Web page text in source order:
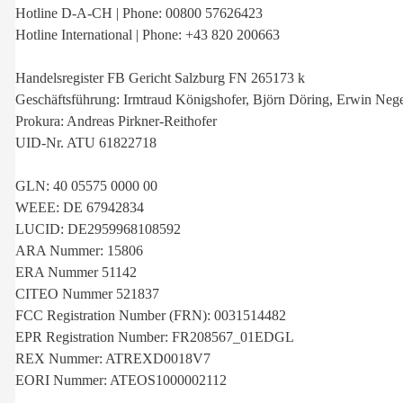
Hotline D-A-CH | Phone: 00800 57626423
Hotline International | Phone: +43 820 200663
Handelsregister FB Gericht Salzburg FN 265173 k
Geschäftsführung: Irmtraud Königshofer, Björn Döring, Erwin
Prokura: Andreas Pirkner-Reithofer
UID-Nr. ATU 61822718
GLN: 40 05575 0000 00
WEEE: DE 67942834
LUCID: DE2959968108592
ARA Nummer: 15806
ERA Nummer 51142
CITEO Nummer 521837
FCC Registration Number (FRN): 0031514482
EPR Registration Number: FR208567_01EDGL
REX Nummer: ATREXD0018V7
EORI Nummer: ATEOS1000002112